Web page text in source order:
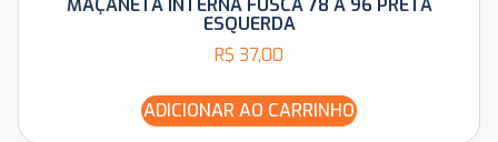
MAÇANETA INTERNA FUSCA 78 A 96 PRETA
ESQUERDA
R$ 37,00
ADICIONAR AO CARRINHO